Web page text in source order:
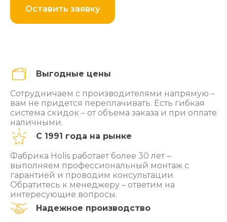
Оставить заявку
Выгодные цены
Сотрудничаем с производителями напрямую –
вам не придется переплачивать. Есть гибкая
система скидок – от объема заказа и при оплате
наличными.
С 1991 года на рынке
Фабрика Holis работает более 30 лет –
выполняем профессиональный монтаж с
гарантией и проводим консультации.
Обратитесь к менеджеру – ответим на
интересующие вопросы.
Надежное производство